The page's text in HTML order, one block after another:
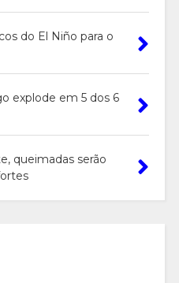
do El Niño para o
explode em 5 dos 6
queimadas serão